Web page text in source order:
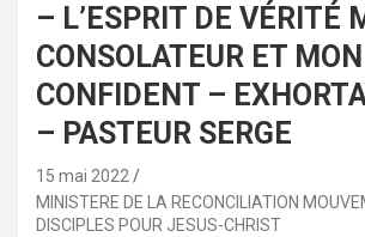
– L’ESPRIT DE VÉRITÉ
CONSOLATEUR ET MON
CONFIDENT –
– PASTEUR SERGE
15 mai 2022
MINISTERE DE LA RECONCILIATION
DISCIPLES POUR JESUS-CHRIST